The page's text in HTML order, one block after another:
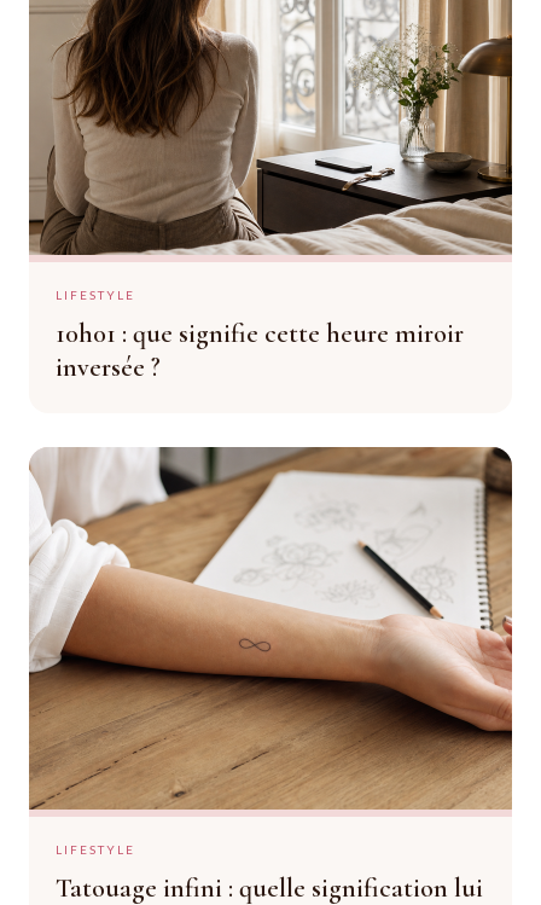
LIFESTYLE
10h01 : que signifie cette heure miroir
inversée ?
LIFESTYLE
Tatouage infini : quelle signification lui